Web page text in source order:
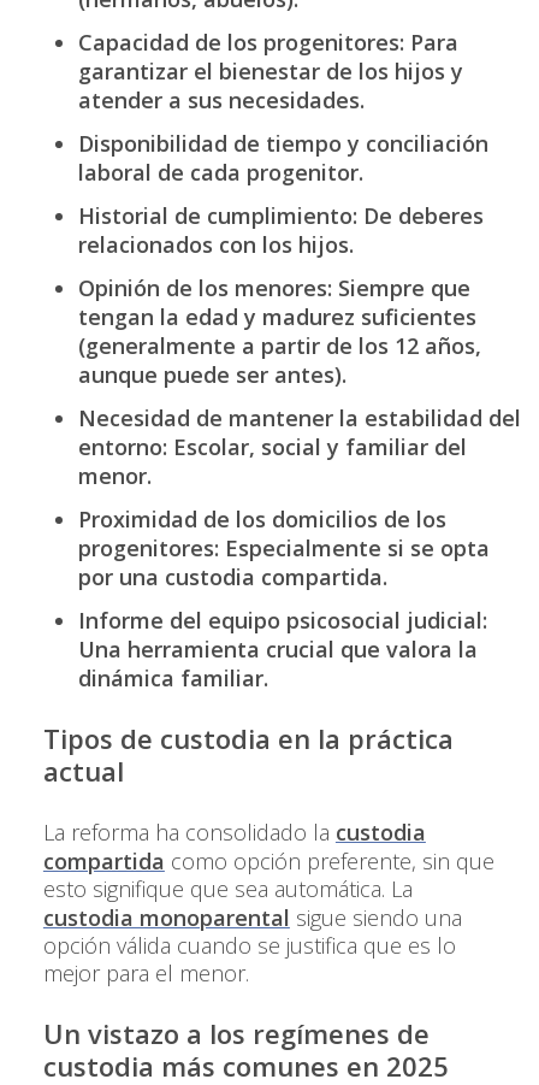
Capacidad de los progenitores: Para
garantizar el bienestar de los hijos y
atender a sus necesidades.
Disponibilidad de tiempo y conciliación
laboral de cada progenitor.
Historial de cumplimiento: De deberes
relacionados con los hijos.
Opinión de los menores: Siempre que
tengan la edad y madurez suficientes
(generalmente a partir de los 12 años,
aunque puede ser antes).
Necesidad de mantener la estabilidad del
entorno: Escolar, social y familiar del
menor.
Proximidad de los domicilios de los
progenitores: Especialmente si se opta
por una custodia compartida.
Informe del equipo psicosocial judicial:
Una herramienta crucial que valora la
dinámica familiar.
Tipos de custodia en la práctica
actual
La reforma ha consolidado la custodia
compartida como opción preferente, sin que
esto signifique que sea automática. La
custodia monoparental sigue siendo una
opción válida cuando se justifica que es lo
mejor para el menor.
Un vistazo a los regímenes de
custodia más comunes en 2025